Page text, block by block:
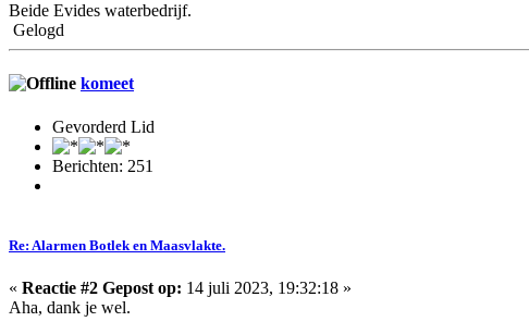
Beide Evides waterbedrijf.
Gelogd
komeet
Gevorderd Lid
Berichten: 251
Re: Alarmen Botlek en Maasvlakte.
« Reactie #2 Gepost op: 14 juli 2023, 19:32:18 »
Aha, dank je wel.